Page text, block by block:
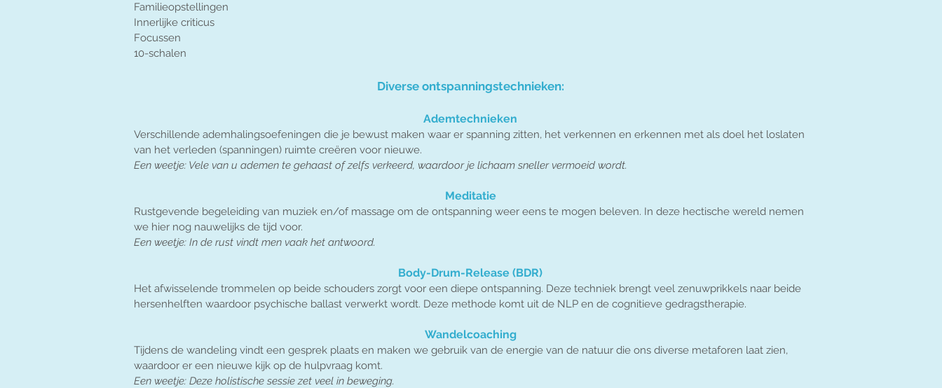
Familieopstellingen
Innerlijke criticus
Focussen
10-schalen
Diverse ontspanningstechnieken:
Ademtechnieken
Verschillende ademhalingsoefeningen die je bewust maken waar er spanning zitten, het verkennen en erkennen met als doel het loslaten
van het verleden (spanningen) ruimte creëren voor nieuwe.
Een weetje: Vele van u ademen te gehaast of zelfs verkeerd, waardoor je lichaam sneller vermoeid wordt.
Meditatie
Rustgevende begeleiding van muziek en/of massage om de ontspanning weer eens te mogen beleven. In deze hectische wereld nemen
we hier nog nauwelijks de tijd voor.
Een weetje: In de rust vindt men vaak het antwoord.
Body-Drum-Release (BDR)
Het afwisselende trommelen op beide schouders zorgt voor een diepe ontspanning. Deze techniek brengt veel zenuwprikkels naar beide
hersenhelften waardoor psychische ballast verwerkt wordt. Deze methode komt uit de NLP en de cognitieve gedragstherapie.
Wandelcoaching
Tijdens de wandeling vindt een gesprek plaats en maken we gebruik van de energie van de natuur die ons diverse metaforen laat zien,
waardoor er een nieuwe kijk op de hulpvraag komt.
Een weetje: Deze holistische sessie zet veel in beweging.